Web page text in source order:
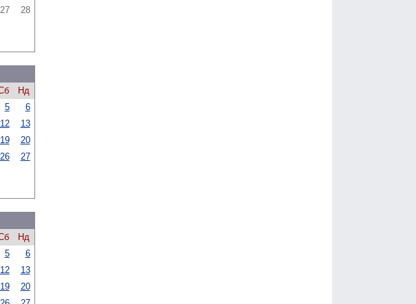
27
28
Нд
5
6
12
13
19
20
26
27
Нд
5
6
12
13
19
20